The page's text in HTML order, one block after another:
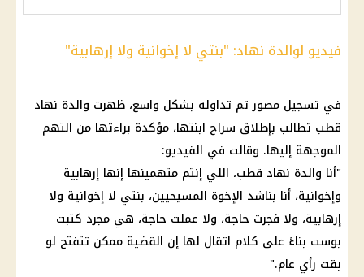
فيديو لوالدة نهاد: "بنتي لا إخوانية ولا إرهابية"
في تسجيل مصور تم تداوله بشكل واسع، ظهرت والدة نهاد
قطب تطالب بإطلاق سراح ابنتها، مؤكدة براءتها من التهم
الموجهة إليها. وقالت في الفيديو:
"أنا والدة نهاد قطب، اللي إنتم متهمينها إنها إرهابية
وإخوانية، أنا بناشد الإخوة المسيحيين، بنتي لا إخوانية ولا
إرهابية، ولا فجرت حاجة، ولا عملت حاجة، هي مجرد كتبت
بوست بناءً على كلام اتقال لها إن القضية ممكن تتفتح لو
بقت رأي عام."